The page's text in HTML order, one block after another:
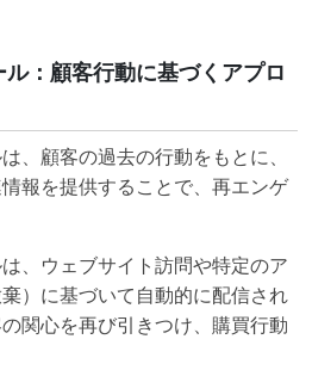
：顧客行動に基づくアプロ
、顧客の過去の行動をもとに、
報を提供することで、再エンゲ
、ウェブサイト訪問や特定のア
）に基づいて自動的に配信され
関心を再び引きつけ、購買行動